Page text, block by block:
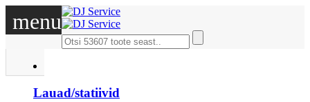
menu
Lauad/statiivid